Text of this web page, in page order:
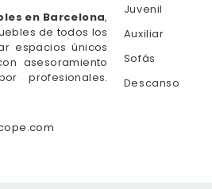
en Barcelona,
de todos los
espacios únicos
asesoramiento
profesionales.
Juvenil
Auxiliar
Sofás
Descanso